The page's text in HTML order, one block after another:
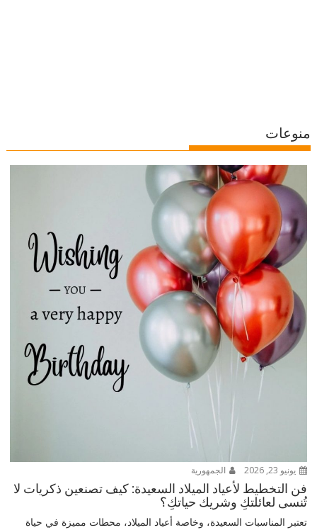
منوعات
يونيو 23, 2026 الجمهورية
فن التخطيط لأعياد الميلاد السعيدة: كيف تصنعين ذكريات لا
تُنسى لعائلتكِ وشريك حياتكِ؟
تعتبر المناسبات السعيدة، وخاصة أعياد الميلاد، محطات مميزة في حياة